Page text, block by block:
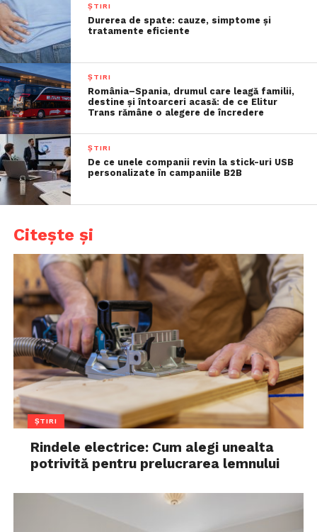
ȘTIRI
Durerea de spate: cauze, simptome și
tratamente eficiente
ȘTIRI
România–Spania, drumul care leagă familii,
destine și întoarceri acasă: de ce Elitur
Trans rămâne o alegere de încredere
ȘTIRI
De ce unele companii revin la stick-uri USB
personalizate în campaniile B2B
Citește și
ȘTIRI
Rindele electrice: Cum alegi unealta
potrivită pentru prelucrarea lemnului